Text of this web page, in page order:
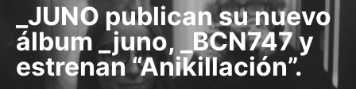
_JUNO publican su nuevo
álbum _juno, _BCN747 y
estrenan “Anikillación”.